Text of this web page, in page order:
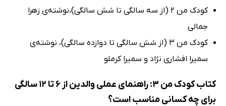
کودک من 2 (از سه سالگی تا شش سالگی)،نوشته‌ی زهرا
جمالی
کودک من 3 (از شش سالگی تا دوازده سالگی)، نوشته‌ی
سمیرا افشاری نژاد و سمیرا کرملو
کتاب کودک من 3: راهنمای عملی والدین از 6 تا 12 سالگی
برای چه کسانی مناسب است؟